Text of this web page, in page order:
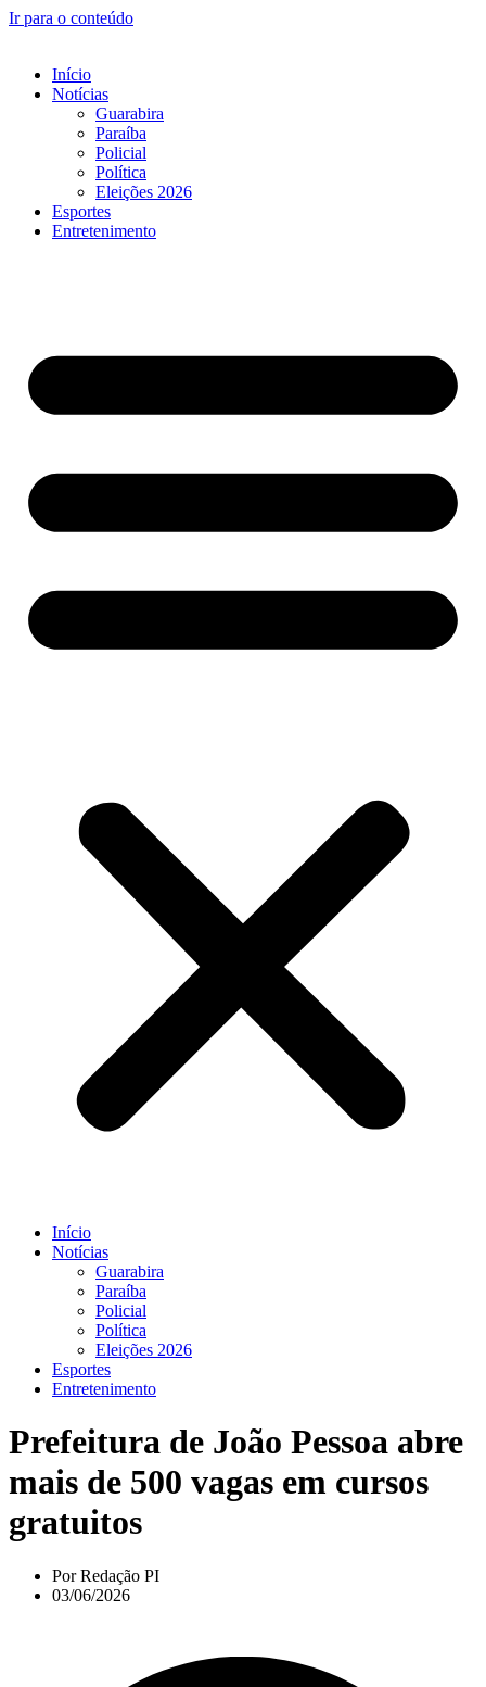
Ir para o conteúdo
Início
Notícias
Guarabira
Paraíba
Policial
Política
Eleições 2026
Esportes
Entretenimento
Início
Notícias
Guarabira
Paraíba
Policial
Política
Eleições 2026
Esportes
Entretenimento
Prefeitura de João Pessoa abre
mais de 500 vagas em cursos
gratuitos
PorRedação PI
03/06/2026